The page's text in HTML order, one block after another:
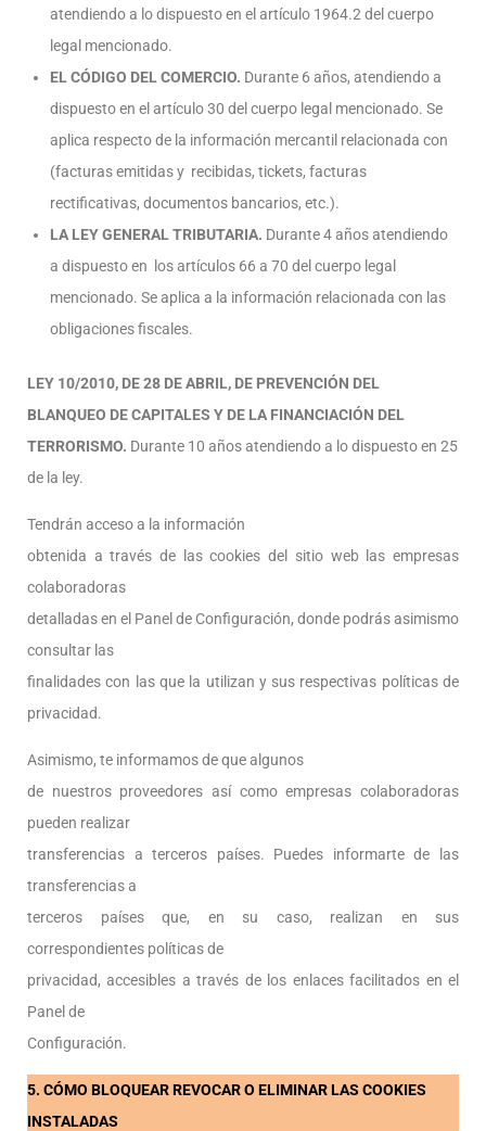
atendiendo a lo dispuesto en el artículo 1964.2 del cuerpo
legal mencionado.
EL CÓDIGO DEL COMERCIO. Durante 6 años, atendiendo a
dispuesto en el artículo 30 del cuerpo legal mencionado. Se
aplica respecto de la información mercantil relacionada con
(facturas emitidas y recibidas, tickets, facturas
rectificativas, documentos bancarios, etc.).
LA LEY GENERAL TRIBUTARIA. Durante 4 años atendiendo
a dispuesto en los artículos 66 a 70 del cuerpo legal
mencionado. Se aplica a la información relacionada con las
obligaciones fiscales.
LEY 10/2010, DE 28 DE ABRIL, DE PREVENCIÓN DEL
BLANQUEO DE CAPITALES Y DE LA FINANCIACIÓN DEL
TERRORISMO. Durante 10 años atendiendo a lo dispuesto en 25
de la ley.
Tendrán acceso a la información
obtenida a través de las cookies del sitio web las empresas
colaboradoras
detalladas en el Panel de Configuración, donde podrás asimismo
consultar las
finalidades con las que la utilizan y sus respectivas políticas de
privacidad.
Asimismo, te informamos de que algunos
de nuestros proveedores así como empresas colaboradoras
pueden realizar
transferencias a terceros países. Puedes informarte de las
transferencias a
terceros países que, en su caso, realizan en sus
correspondientes políticas de
privacidad, accesibles a través de los enlaces facilitados en el
Panel de
Configuración.
5. CÓMO BLOQUEAR REVOCAR O ELIMINAR LAS COOKIES
INSTALADAS